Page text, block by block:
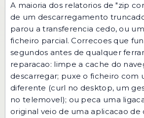
A maioria dos relatorios de "zip
de um descarregamento
parou a transferencia cedo, ou
ficheiro parcial. Correcoes que
segundos antes de qualquer
reparacao: limpe a cache do
descarregar; puxe o ficheiro com
diferente (curl no desktop, um
no telemovel); ou peca uma
original veio de uma aplicacao de